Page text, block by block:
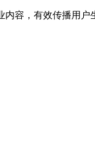
内容，有效传播用